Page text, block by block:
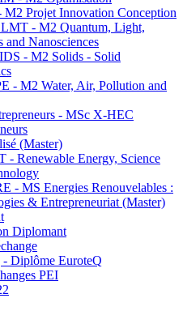
M2 Projet Innovation Conception
- M2 Quantum, Light,
and Nanosciences
- M2 Solids - Solid
- M2 Water, Air, Pollution and
- MSc X-HEC
(Master)
- Renewable Energy, Science
- MS Energies Renouvelables :
& Entrepreneuriat (Master)
Diplomant
- Diplôme EuroteQ
PEI